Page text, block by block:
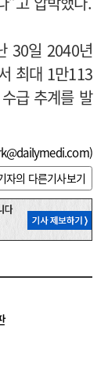
30일 2040년
최대 1만113
급 추계를 발
)
자의 다른기사보기